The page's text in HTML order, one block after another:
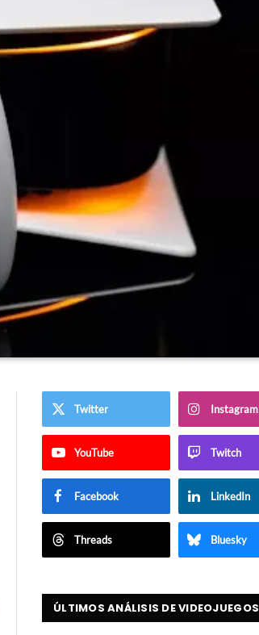
Twitter Instagram
YouTube Twitch
Facebook LinkedIn
Threads Bluesky
ÚLTIMOS ANÁLISIS DE VIDEOJUEGOS